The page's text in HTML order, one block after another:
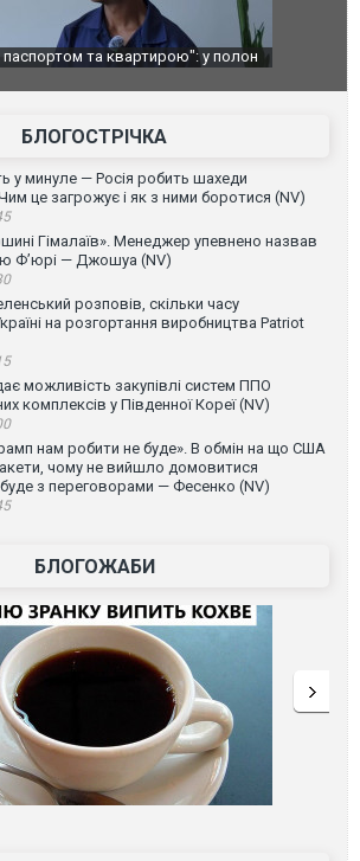
потужна злива з градом та
Вже
БЛОГОСТРІЧКА
у минуле — Росія робить шахеди
це загрожує і як з ними боротися (NV)
Гімалаїв». Менеджер упевнено назвав
Ф’юрі — Джошуа (NV)
розповів, скільки часу
на розгортання виробництва Patriot
можливість закупівлі систем ППО
комплексів у Південної Кореї (NV)
нам робити не буде». В обмін на що США
чому не вийшло домовитися
з переговорами — Фесенко (NV)
БЛОГОЖАБИ